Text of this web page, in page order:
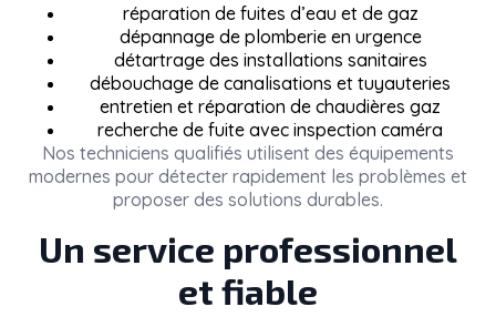
réparation de fuites d’eau et de gaz
dépannage de plomberie en urgence
détartrage des installations sanitaires
débouchage de canalisations et tuyauteries
entretien et réparation de chaudières gaz
recherche de fuite avec inspection caméra
Nos techniciens qualifiés utilisent des équipements
modernes pour détecter rapidement les problèmes et
proposer des solutions durables.
Un service professionnel
et fiable